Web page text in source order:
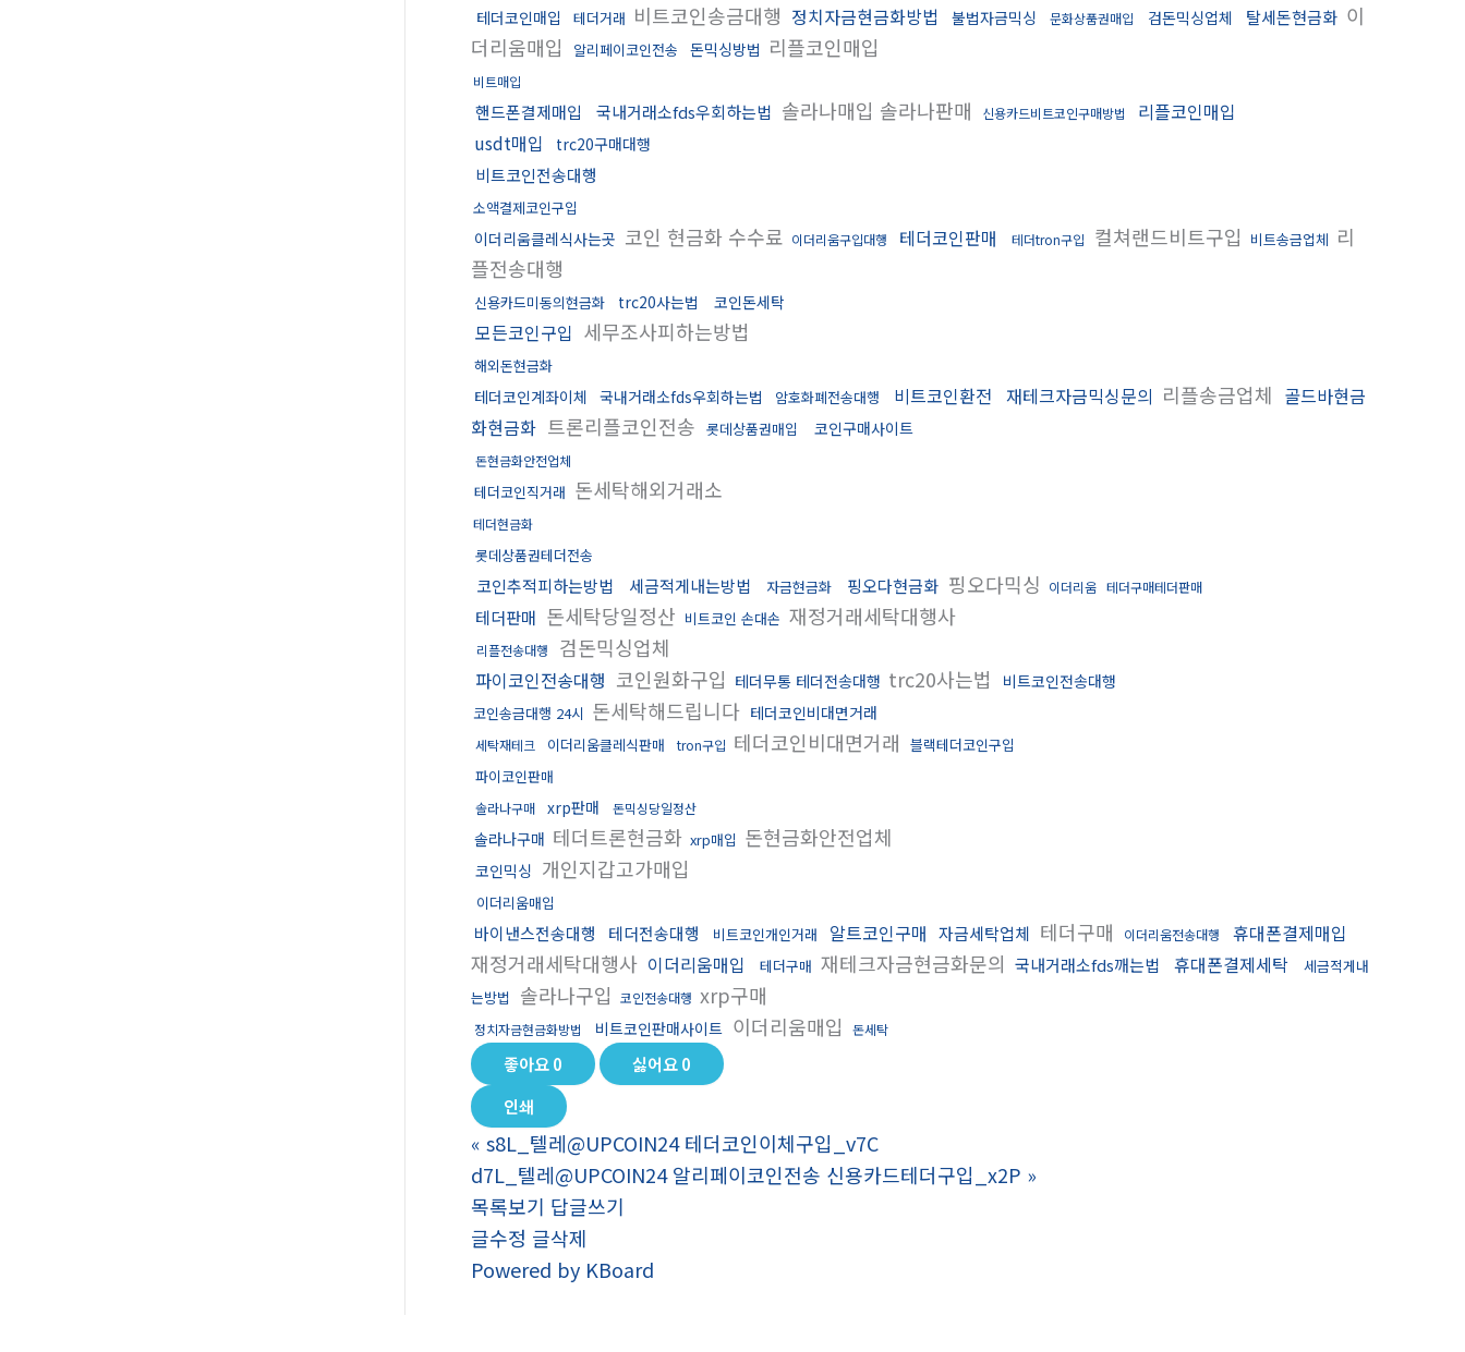
테더코인매입 테더거래 비트코인송금대행 정치자금현금화방법 불법자금믹싱 문화상품권매입 검돈믹싱업체 탈세돈현금화 이
더리움매입
알리페이코인전송 돈믹싱방법 리플코인매입
비트매입
핸드폰결제매입 국내거래소fds우회하는법 솔라나매입 솔라나판매 신용카드비트코인구매방법
리플코인매입
usdt매입
trc20구매대행
비트코인전송대행
소액결제코인구입
이더리움클레식사는곳 코인 현금화 수수료 이더리움구입대행 테더코인판매 테더tron구입 컬쳐랜드비트구입 비트송금업체 리
플전송대행
신용카드미동의현금화 trc20사는법 코인돈세탁
모든코인구입 세무조사피하는방법
해외돈현금화
테더코인계좌이체 국내거래소fds우회하는법 암호화폐전송대행 비트코인환전 재테크자금믹싱문의 리플송금업체 골드바현금
화현금화 트론리플코인전송 롯데상품권매입 코인구매사이트
돈현금화안전업체
테더코인직거래 돈세탁해외거래소
테더현금화
롯데상품권테더전송
코인추적피하는방법 세금적게내는방법 자금현금화 핑오다현금화 핑오다믹싱 이더리움 테더구매테더판매
테더판매 돈세탁당일정산 비트코인 손대손 재정거래세탁대행사
리플전송대행 검돈믹싱업체
파이코인전송대행 코인원화구입 테더무통 테더전송대행 trc20사는법 비트코인전송대행
코인송금대행 24시 돈세탁해드립니다 테더코인비대면거래
세탁재테크 이더리움클레식판매 tron구입 테더코인비대면거래 블랙테더코인구입
파이코인판매
솔라나구매 xrp판매 돈믹싱당일정산
솔라나구매 테더트론현금화 xrp매입 돈현금화안전업체
코인믹싱 개인지갑고가매입
이더리움매입
바이낸스전송대행 테더전송대행 비트코인개인거래 알트코인구매 자금세탁업체 테더구매 이더리움전송대행 휴대폰결제매입
재정거래세탁대행사 이더리움매입 테더구매 재테크자금현금화문의 국내거래소fds깨는법 휴대폰결제세탁
세금적게내
는방법
솔라나구입 코인전송대행 xrp구매
정치자금현금화방법 비트코인판매사이트 이더리움매입 돈세탁
좋아요0 싫어요0
인쇄
« s8L_텔레@UPCOIN24 테더코인이체구입_v7C
d7L_텔레@UPCOIN24 알리페이코인전송 신용카드테더구입_x2P »
목록보기 답글쓰기
글수정 글삭제
Powered by KBoard